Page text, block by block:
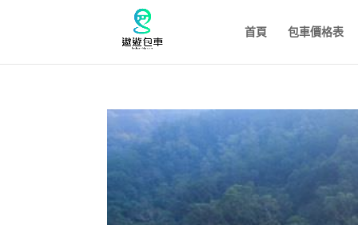
首頁 包車價格表